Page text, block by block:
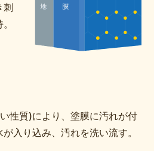
刺
性質)により、塗膜に汚れが付
入り込み、汚れを洗い流す。